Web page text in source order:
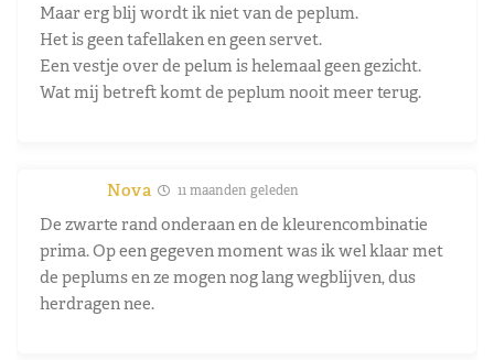
Maar erg blij wordt ik niet van de peplum.
Het is geen tafellaken en geen servet.
Een vestje over de pelum is helemaal geen gezicht.
Wat mij betreft komt de peplum nooit meer terug.
Nova 11 maanden geleden
De zwarte rand onderaan en de kleurencombinatie
prima. Op een gegeven moment was ik wel klaar met
de peplums en ze mogen nog lang wegblijven, dus
herdragen nee.